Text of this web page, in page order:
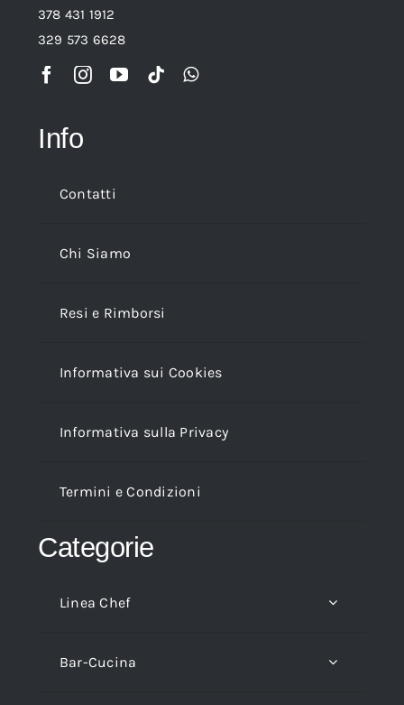
378 431 1912
329 573 6628
Info
Contatti
Chi Siamo
Resi e Rimborsi
Informativa sui Cookies
Informativa sulla Privacy
Termini e Condizioni
Categorie
Linea Chef
Bar-Cucina